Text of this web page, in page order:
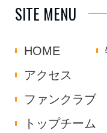
SITE MENU
HOME
アクセス
ファンクラブ
トップチーム